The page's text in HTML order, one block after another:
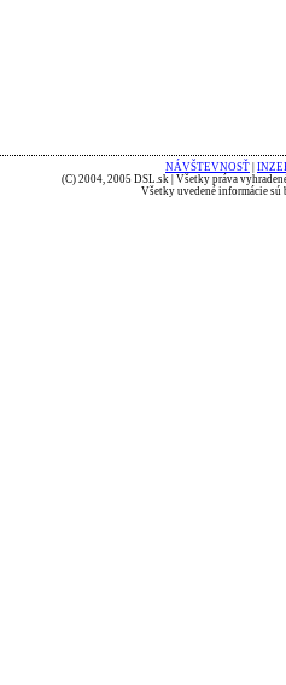
NÁVŠTEVNOSŤ
(C) 2004, 2005 DSL.sk | Všetky práva
Všetky uvedené informácie sú